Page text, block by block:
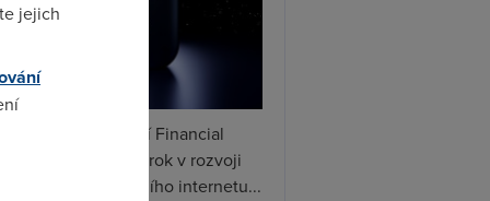
podle informací Financial
připravuje další krok v rozvoji
Vedle satelitního internetu...
jejich